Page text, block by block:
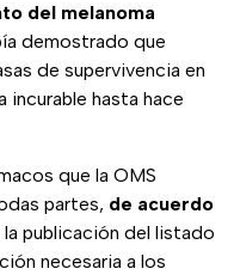
del melanoma
demostrado que
de supervivencia en
incurable hasta hace
que la OMS
partes, de acuerdo
la publicación del listado
necesaria a los